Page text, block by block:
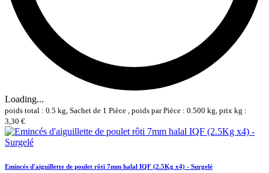
Loading...
poids total : 0.5 kg, Sachet de 1 Pièce , poids par Pièce : 0.500 kg, prix kg :
3,30 €
Emincés d'aiguillette de poulet rôti 7mm halal IQF (2.5Kg x4) - Surgelé